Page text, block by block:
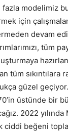
fazla modelimiz
için
devam
tüm
tüm sıkıntılara
güzel
üstünde bir
2022 yılında
ciddi beğeni